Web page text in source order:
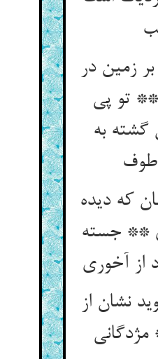
زمین در
تو پی
گشته به
طوف‏
که دیده
** جسته
از آخوری‏
نشان از